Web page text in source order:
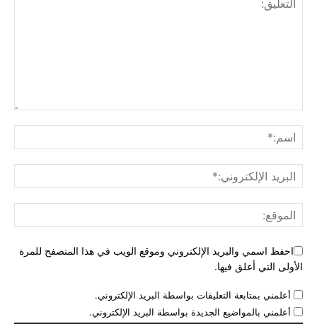
احفظ اسمي والبريد الإلكتروني وموقع الويب في هذا المتصفح للمرة
الأولى التي أعلق فيها.
أعلمني بمتابعة التعليقات بواسطة البريد الإلكتروني.
أعلمني بالمواضيع الجديدة بواسطة البريد الإلكتروني.